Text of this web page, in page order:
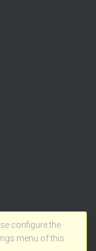
configure the
menu of this